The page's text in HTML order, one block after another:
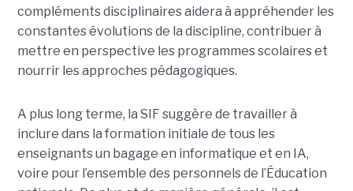
compléments disciplinaires aidera à appréhender les
constantes évolutions de la discipline, contribuer à
mettre en perspective les programmes scolaires et
nourrir les approches pédagogiques.
A plus long terme, la SIF suggère de travailler à
inclure dans la formation initiale de tous les
enseignants un bagage en informatique et en IA,
voire pour l’ensemble des personnels de l’Éducation